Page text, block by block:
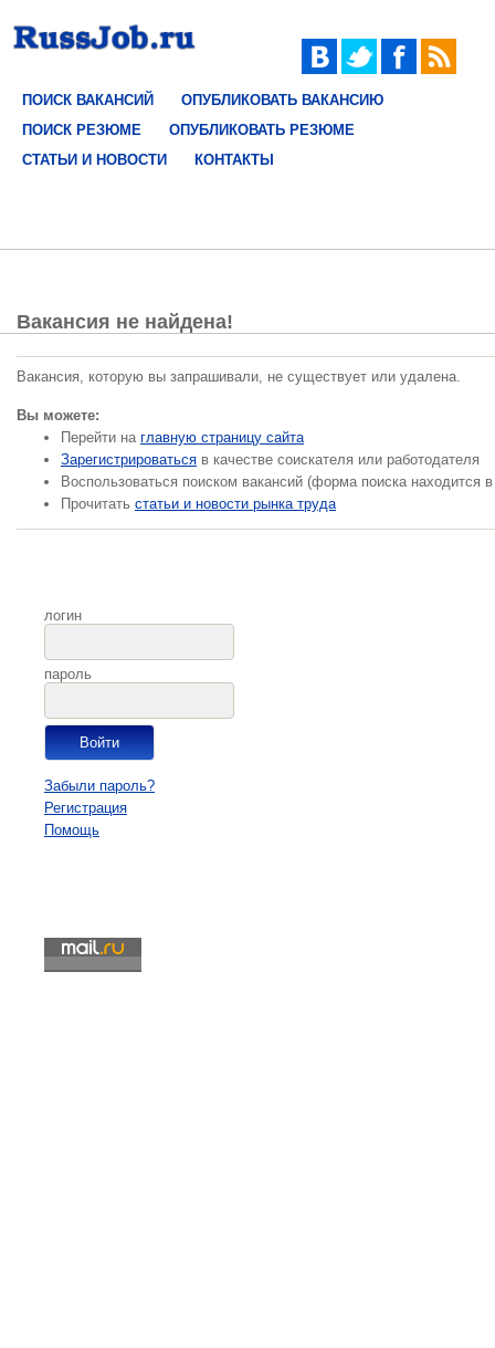
ПОИСК ВАКАНСИЙ
ОПУБЛИКОВАТЬ ВАКАНСИЮ
ПОИСК РЕЗЮМЕ
ОПУБЛИКОВАТЬ РЕЗЮМЕ
СТАТЬИ И НОВОСТИ
КОНТАКТЫ
Вакансия не найдена!
Вакансия, которую вы запрашивали, не существует или удалена.
Вы можете:
Перейти на главную страницу сайта
Зарегистрироваться в качестве соискателя или работодателя
Воспользоваться поиском вакансий (форма поиска находится
Прочитать статьи и новости рынка труда
логин
пароль
Забыли пароль?
Регистрация
Помощь